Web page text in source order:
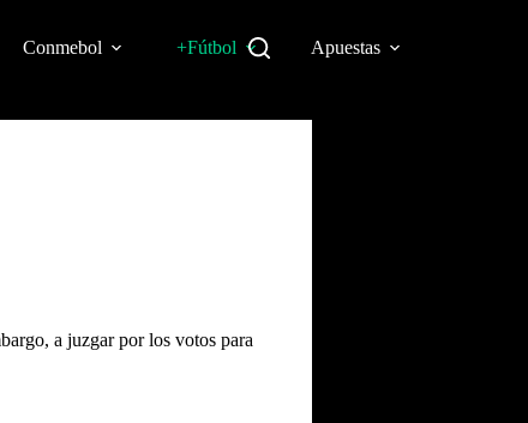
Conmebol +Fútbol Apuestas
a juzgar por los votos para